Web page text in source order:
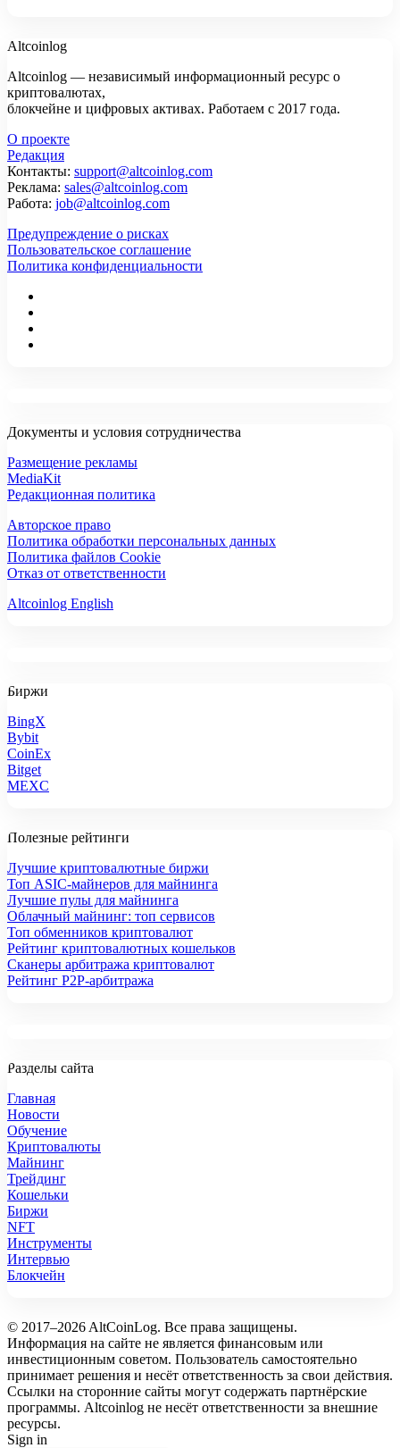
Altcoinlog
Altcoinlog — независимый информационный ресурс о
криптовалютах,
блокчейне и цифровых активах. Работаем с 2017 года.
О проекте
Редакция
Контакты: support@altcoinlog.com
Реклама: sales@altcoinlog.com
Работа: job@altcoinlog.com
Предупреждение о рисках
Пользовательское соглашение
Политика конфиденциальности
Документы и условия сотрудничества
Размещение рекламы
MediaKit
Редакционная политика
Авторское право
Политика обработки персональных данных
Политика файлов Cookie
Отказ от ответственности
Altcoinlog English
Биржи
BingX
Bybit
CoinEx
Bitget
MEXC
Полезные рейтинги
Лучшие криптовалютные биржи
Топ ASIC-майнеров для майнинга
Лучшие пулы для майнинга
Облачный майнинг: топ сервисов
Топ обменников криптовалют
Рейтинг криптовалютных кошельков
Сканеры арбитража криптовалют
Рейтинг P2P-арбитража
Разделы сайта
Главная
Новости
Обучение
Криптовалюты
Майнинг
Трейдинг
Кошельки
Биржи
NFT
Инструменты
Интервью
Блокчейн
© 2017–2026 AltCoinLog. Все права защищены.
Информация на сайте не является финансовым или
инвестиционным советом. Пользователь самостоятельно
принимает решения и несёт ответственность за свои действия.
Ссылки на сторонние сайты могут содержать партнёрские
программы. Altcoinlog не несёт ответственности за внешние
ресурсы.
Sign in